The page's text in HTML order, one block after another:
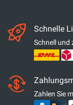
Schnelle
Schnell und
Zahlen Sie